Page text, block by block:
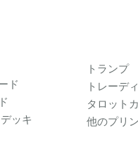
ド
ッキ
トランプ
トレーデ
タロット
他のプリ